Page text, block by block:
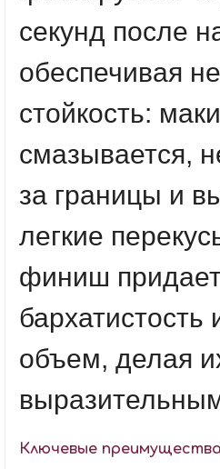
секунд после
обеспечивая
стойкость:
смазывается,
за границы и
легкие
финиш
бархатистость
объем, делая
Ключевые